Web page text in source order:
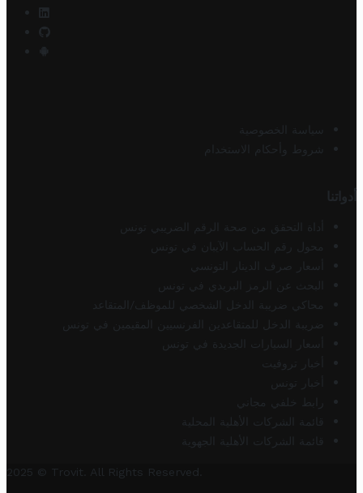
سياسة الخصوصية
شروط وأحكام الاستخدام
أدواتنا
أداة التحقق من صحة الرقم الضريبي تونس
محول رقم الحساب الآيبان في تونس
أسعار صرف الدينار التونسي
البحث عن الرمز البريدي في تونس
محاكي ضريبة الدخل الشخصي للموظف/المتقاعد
ضريبة الدخل للمتقاعدين الفرنسيين المقيمين في تونس
أسعار السيارات الجديدة في تونس
أخبار تروفيت
أخبار تونس
رابط خلفي مجاني
قائمة الشركات الأهلية المحلية
قائمة الشركات الأهلية الجهوية
2025 © Trovit. All Rights Reserved.